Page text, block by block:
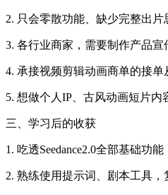
2. 只会零散功能、缺少完整出片
3. 各行业商家，需要制作产品宣
4. 承接视频剪辑动画商单的接单
5. 想做个人IP、古风动画短片内
三、学习后的收获
1. 吃透Seedance2.0全部基础功
2. 熟练使用提示词、剧本工具，